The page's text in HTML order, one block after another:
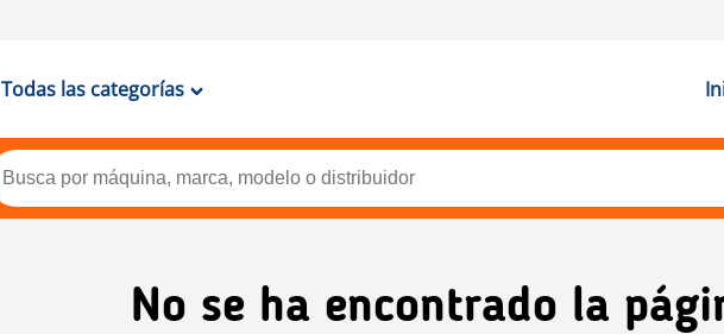
Todas las categorías
No se ha encontrado la